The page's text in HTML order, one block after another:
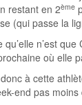
restant en 2ème
(qui passe la
n’est que
où elle
à cette
end pas